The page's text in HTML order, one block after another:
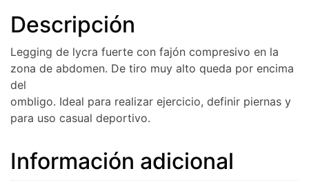
Descripción
Legging de lycra fuerte con fajón compresivo en la
zona de abdomen. De tiro muy alto queda por encima
del
ombligo. Ideal para realizar ejercicio, definir piernas y
para uso casual deportivo.
Información adicional